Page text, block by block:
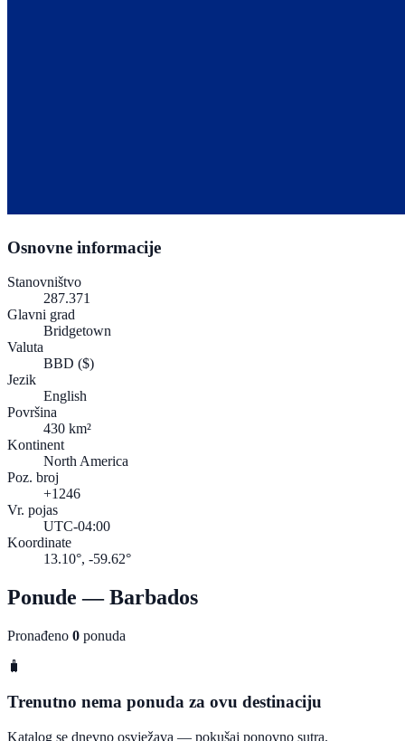
Osnovne informacije
Stanovništvo
287.371
Glavni grad
Bridgetown
Valuta
BBD ($)
Jezik
English
Površina
430 km²
Kontinent
North America
Poz. broj
+1246
Vr. pojas
UTC-04:00
Koordinate
13.10°, -59.62°
Ponude — Barbados
Pronađeno 0 ponuda
🧳
Trenutno nema ponuda za ovu destinaciju
Katalog se dnevno osvježava — pokušaj ponovno sutra.